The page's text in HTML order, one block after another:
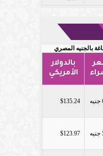
بالجنيه المصري
بالدولار
الأمريكي
$135.24
$123.97